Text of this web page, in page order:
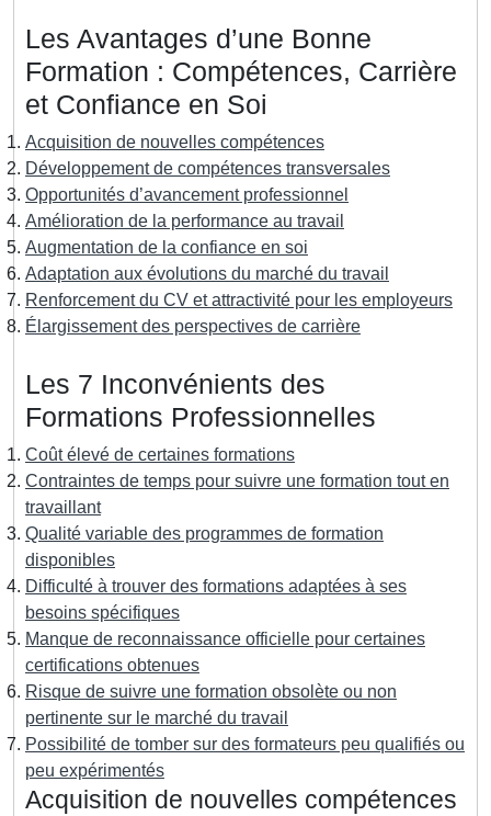
Les Avantages d’une Bonne
Formation : Compétences, Carrière
et Confiance en Soi
Acquisition de nouvelles compétences
Développement de compétences transversales
Opportunités d’avancement professionnel
Amélioration de la performance au travail
Augmentation de la confiance en soi
Adaptation aux évolutions du marché du travail
Renforcement du CV et attractivité pour les employeurs
Élargissement des perspectives de carrière
Les 7 Inconvénients des
Formations Professionnelles
Coût élevé de certaines formations
Contraintes de temps pour suivre une formation tout en
travaillant
Qualité variable des programmes de formation
disponibles
Difficulté à trouver des formations adaptées à ses
besoins spécifiques
Manque de reconnaissance officielle pour certaines
certifications obtenues
Risque de suivre une formation obsolète ou non
pertinente sur le marché du travail
Possibilité de tomber sur des formateurs peu qualifiés ou
peu expérimentés
Acquisition de nouvelles compétences